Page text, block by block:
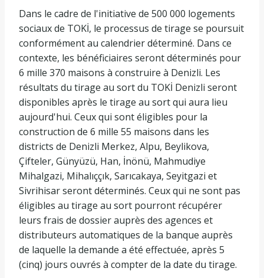
Dans le cadre de l'initiative de 500 000 logements
sociaux de TOKİ, le processus de tirage se poursuit
conformément au calendrier déterminé. Dans ce
contexte, les bénéficiaires seront déterminés pour
6 mille 370 maisons à construire à Denizli. Les
résultats du tirage au sort du TOKİ Denizli seront
disponibles après le tirage au sort qui aura lieu
aujourd'hui. Ceux qui sont éligibles pour la
construction de 6 mille 55 maisons dans les
districts de Denizli Merkez, Alpu, Beylikova,
Çifteler, Günyüzü, Han, İnönü, Mahmudiye
Mihalgazi, Mihalıççık, Sarıcakaya, Seyitgazi et
Sivrihisar seront déterminés. Ceux qui ne sont pas
éligibles au tirage au sort pourront récupérer
leurs frais de dossier auprès des agences et
distributeurs automatiques de la banque auprès
de laquelle la demande a été effectuée, après 5
(cinq) jours ouvrés à compter de la date du tirage.